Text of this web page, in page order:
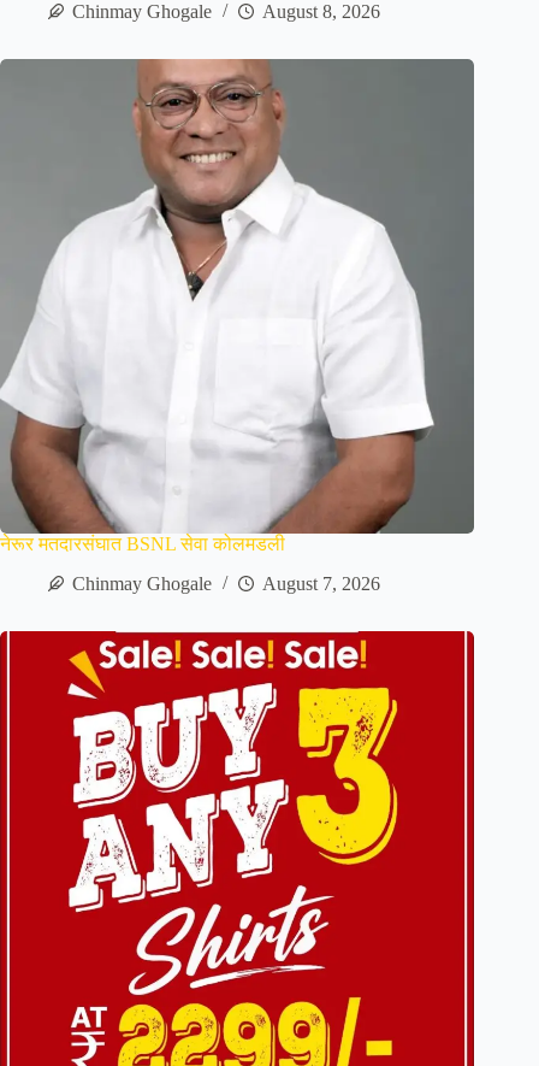
Chinmay Ghogale
August 8, 2026
नेरूर मतदारसंघात BSNL सेवा कोलमडली
Chinmay Ghogale
August 7, 2026